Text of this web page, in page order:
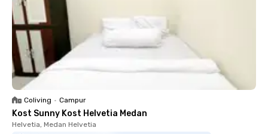
Coliving • Campur
Kost Sunny Kost Helvetia Medan
Helvetia, Medan Helvetia